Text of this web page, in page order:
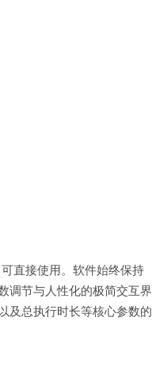
直接使用。软件始终保持
调节与人性化的极简交互界
及总执行时长等核心参数的